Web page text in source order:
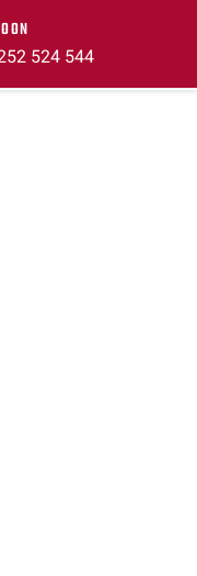
524 544